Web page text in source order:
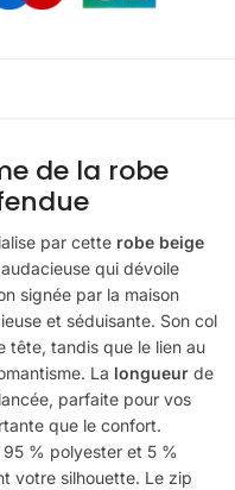
de la robe
par cette robe beige
audacieuse qui dévoile
signée par la maison
et séduisante. Son col
tête, tandis que le lien au
La longueur de
parfaite pour vos
que le confort.
% polyester et 5 %
votre silhouette. Le zip